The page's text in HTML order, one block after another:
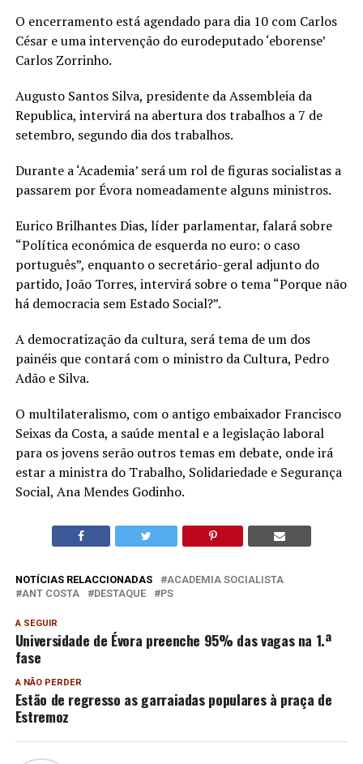
O encerramento está agendado para dia 10 com Carlos
César e uma intervenção do eurodeputado ‘eborense’
Carlos Zorrinho.
Augusto Santos Silva, presidente da Assembleia da
Republica, intervirá na abertura dos trabalhos a 7 de
setembro, segundo dia dos trabalhos.
Durante a ‘Academia’ será um rol de figuras socialistas a
passarem por Évora nomeadamente alguns ministros.
Eurico Brilhantes Dias, líder parlamentar, falará sobre
“Política económica de esquerda no euro: o caso
português”, enquanto o secretário-geral adjunto do
partido, João Torres, intervirá sobre o tema “Porque não
há democracia sem Estado Social?”.
A democratização da cultura, será tema de um dos
painéis que contará com o ministro da Cultura, Pedro
Adão e Silva.
O multilateralismo, com o antigo embaixador Francisco
Seixas da Costa, a saúde mental e a legislação laboral
para os jovens serão outros temas em debate, onde irá
estar a ministra do Trabalho, Solidariedade e Segurança
Social, Ana Mendes Godinho.
NOTÍCIAS RELACCIONADAS
ACADEMIA SOCIALISTA
ANT COSTA
DESTAQUE PS
A SEGUIR
Universidade de Évora preenche 95% das vagas na 1.ª
fase
A NÃO PERDER
Estão de regresso as garraiadas populares à praça de
Estremoz